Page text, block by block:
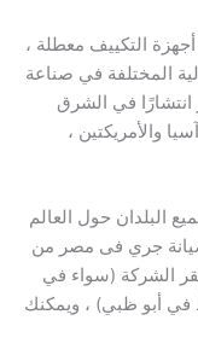
التكييف معطلة ،
المختلفة في صناعة
انتشارًا في الشرق
والأمريكتين ،
البلدان حول العالم
صيانة جري فى مصر من
الشركة (سواء في
في أبو ظبي) ، ويمكنك